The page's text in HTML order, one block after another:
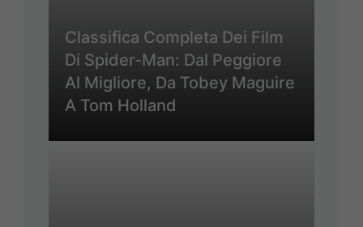
Classifica Completa Dei Film
Di Spider-Man: Dal Peggiore
Al Migliore, Da Tobey Maguire
A Tom Holland